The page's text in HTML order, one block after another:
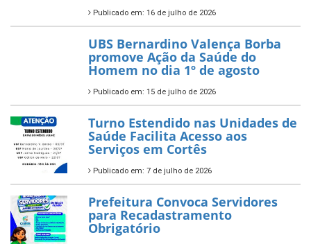
Publicado em: 16 de julho de 2026
UBS Bernardino Valença Borba
promove Ação da Saúde do
Homem no dia 1º de agosto
Publicado em: 15 de julho de 2026
Turno Estendido nas Unidades de
Saúde Facilita Acesso aos
Serviços em Cortês
Publicado em: 7 de julho de 2026
Prefeitura Convoca Servidores
para Recadastramento
Obrigatório